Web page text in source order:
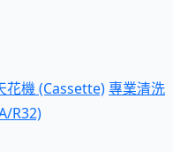
花機 (Cassette)專業清洗
R32)